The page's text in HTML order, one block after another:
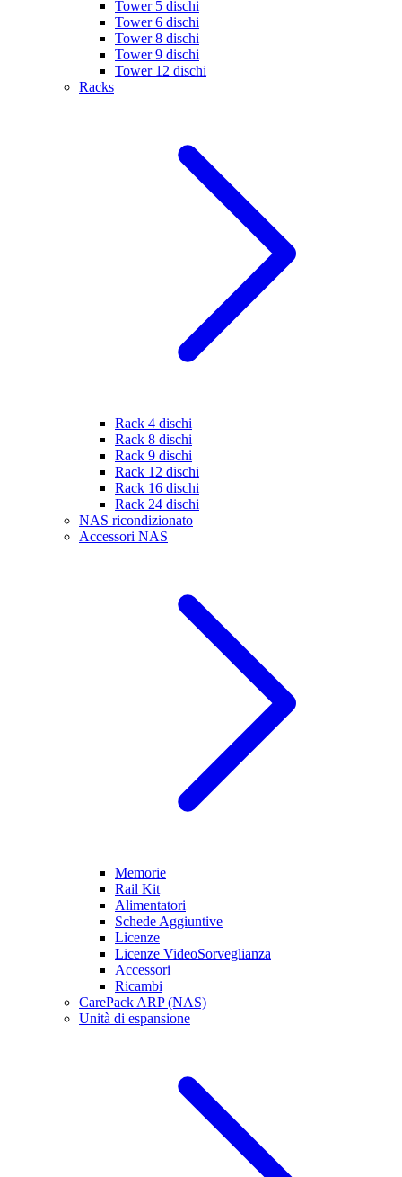
Tower 5 dischi
Tower 6 dischi
Tower 8 dischi
Tower 9 dischi
Tower 12 dischi
Racks
Rack 4 dischi
Rack 8 dischi
Rack 9 dischi
Rack 12 dischi
Rack 16 dischi
Rack 24 dischi
NAS ricondizionato
Accessori NAS
Memorie
Rail Kit
Alimentatori
Schede Aggiuntive
Licenze
Licenze VideoSorveglianza
Accessori
Ricambi
CarePack ARP (NAS)
Unità di espansione